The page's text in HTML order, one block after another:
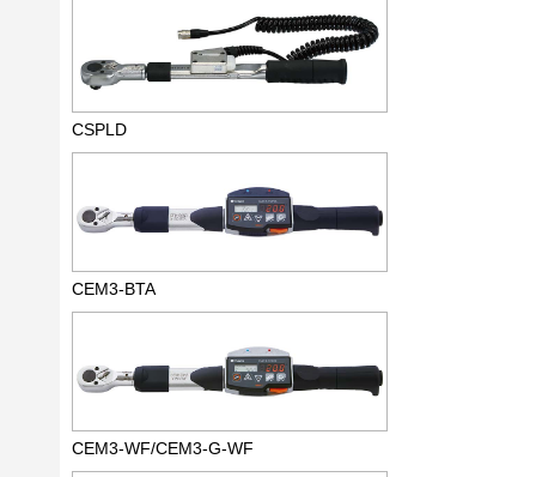
CSPLD
CEM3-BTA
CEM3-WF/CEM3-G-WF